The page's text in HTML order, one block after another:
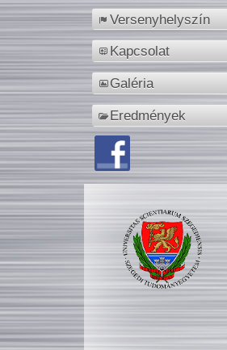
Versenyhelyszín
Kapcsolat
Galéria
Eredmények